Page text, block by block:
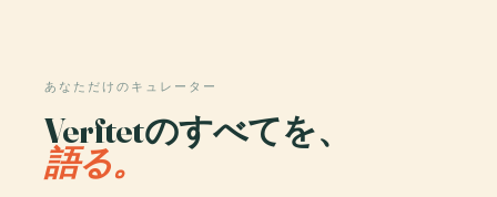
あなただけのキュレーター
Verftetのすべてを、
語る。